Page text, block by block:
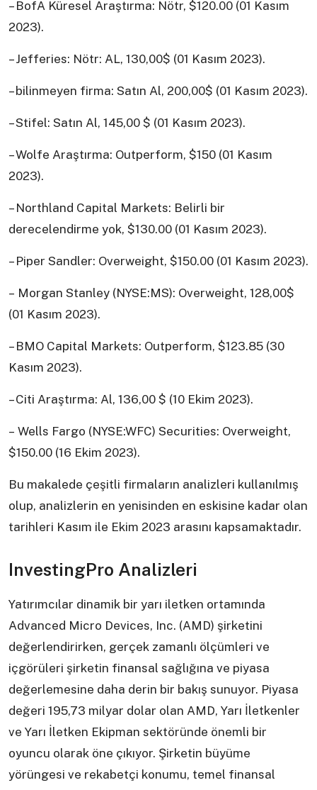
– BofA Küresel Araştırma: Nötr, $120.00 (01 Kasım
2023).
– Jefferies: Nötr: AL, 130,00$ (01 Kasım 2023).
– bilinmeyen firma: Satın Al, 200,00$ (01 Kasım 2023).
– Stifel: Satın Al, 145,00 $ (01 Kasım 2023).
– Wolfe Araştırma: Outperform, $150 (01 Kasım
2023).
– Northland Capital Markets: Belirli bir
derecelendirme yok, $130.00 (01 Kasım 2023).
– Piper Sandler: Overweight, $150.00 (01 Kasım 2023).
– Morgan Stanley (NYSE:MS): Overweight, 128,00$
(01 Kasım 2023).
– BMO Capital Markets: Outperform, $123.85 (30
Kasım 2023).
– Citi Araştırma: Al, 136,00 $ (10 Ekim 2023).
– Wells Fargo (NYSE:WFC) Securities: Overweight,
$150.00 (16 Ekim 2023).
Bu makalede çeşitli firmaların analizleri kullanılmış
olup, analizlerin en yenisinden en eskisine kadar olan
tarihleri Kasım ile Ekim 2023 arasını kapsamaktadır.
InvestingPro Analizleri
Yatırımcılar dinamik bir yarı iletken ortamında
Advanced Micro Devices, Inc. (AMD) şirketini
değerlendirirken, gerçek zamanlı ölçümleri ve
içgörüleri şirketin finansal sağlığına ve piyasa
değerlemesine daha derin bir bakış sunuyor. Piyasa
değeri 195,73 milyar dolar olan AMD, Yarı İletkenler
ve Yarı İletken Ekipman sektöründe önemli bir
oyuncu olarak öne çıkıyor. Şirketin büyüme
yörüngesi ve rekabetçi konumu, temel finansal